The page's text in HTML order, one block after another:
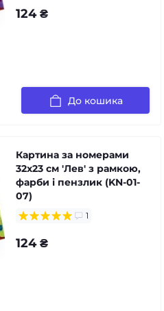
124 ₴
До кошика
Картина за номерами
32x23 см 'Лев' з рамкою,
фарби і пензлик (KN-01-
07)
1
124 ₴